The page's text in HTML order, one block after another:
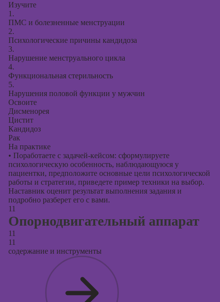
Изучите
1.
ПМС и болезненные менструации
2.
Психологические причины кандидоза
3.
Нарушение менструального цикла
4.
Функциональная стерильность
5.
Нарушения половой функции у мужчин
Освоите
Дисменорея
Цистит
Кандидоз
Рак
На практике
• Поработаете с задачей-кейсом: сформулируете
психологическую особенность, наблюдающуюся у
пациентки, предположите основные цели психологической
работы и стратегии, приведете пример техники на выбор.
Наставник оценит результат выполнения задания и
подробно разберет его с вами.
11
Опорнодвигательный аппарат
11
11
содержание и инструменты